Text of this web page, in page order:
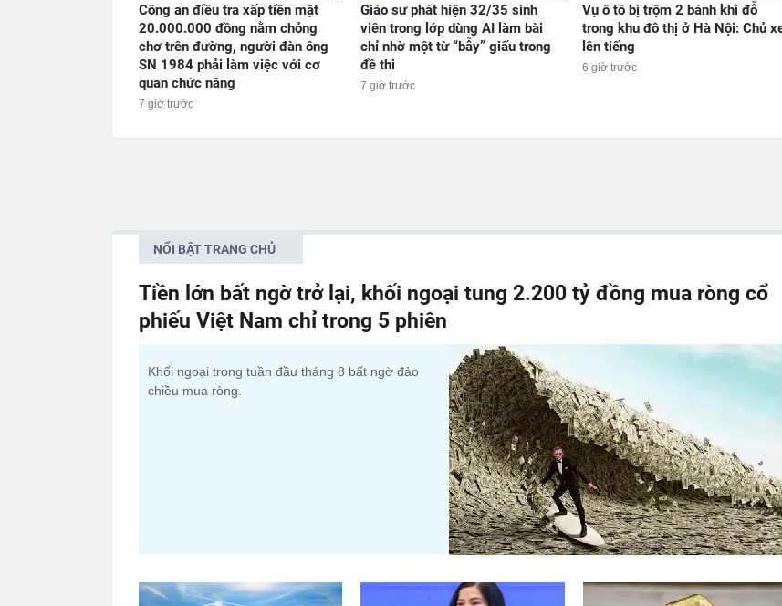
Công an điều tra xấp tiền mặt
20.000.000 đồng nằm chỏng
chơ trên đường, người đàn ông
SN 1984 phải làm việc với cơ
quan chức năng
7 giờ trước
Giáo sư phát hiện 32/35 sinh
viên trong lớp dùng AI làm bài
chỉ nhờ một từ “bẫy” giấu trong
đề thi
7 giờ trước
Vụ ô tô bị trộm 2 bánh khi đỗ
trong khu đô thị ở Hà Nội: Chủ
lên tiếng
6 giờ trước
NỔI BẬT TRANG CHỦ
Tiền lớn bất ngờ trở lại, khối ngoại tung 2.200 tỷ đồng mua ròng cổ
phiếu Việt Nam chỉ trong 5 phiên
Khối ngoại trong tuần đầu tháng 8 bất ngờ đảo
chiều mua ròng.